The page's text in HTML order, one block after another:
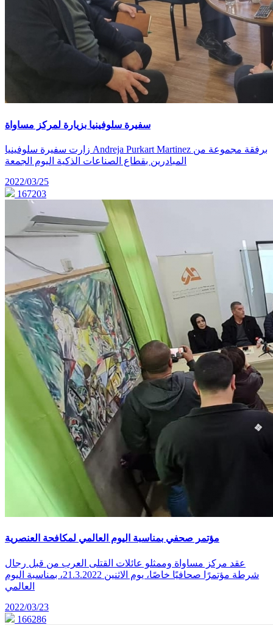
سفيرة سلوفينيا بزيارة لمركز مساواة
زارت سفيرة سلوفينيا Andreja Purkart Martinez برفقة مجموعة من
المبادرين بقطاع الصناعات الذكية اليوم الجمعة
2022/03/25
167203
مؤتمر صحفي بمناسبة اليوم العالمي لمكافحة العنصرية
عقد مركز مساواة وممثلو عائلات القتلى العرب من قبل رجال
شرطة مؤتمرًا صحافيًا خاصًا، يوم الاثنين 21.3.2022، بمناسبة اليوم
العالمي
2022/03/23
166286